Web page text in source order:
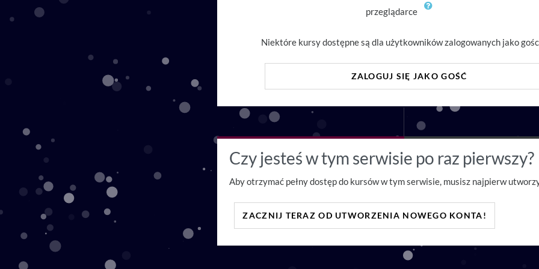
przeglądarce
Niektóre kursy dostępne są dla użytkowników zalogowanych jako
ZALOGUJ SIĘ JAKO GOŚĆ
Czy jesteś w tym serwisie po raz pierwszy?
Aby otrzymać pełny dostęp do kursów w tym serwisie, musisz najpierw
ZACZNIJ TERAZ OD UTWORZENIA NOWEGO KONTA!